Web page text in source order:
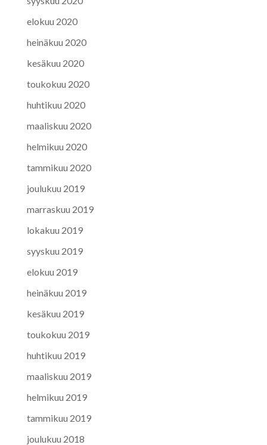
elokuu 2020
heinäkuu 2020
kesäkuu 2020
toukokuu 2020
huhtikuu 2020
maaliskuu 2020
helmikuu 2020
tammikuu 2020
joulukuu 2019
marraskuu 2019
lokakuu 2019
syyskuu 2019
elokuu 2019
heinäkuu 2019
kesäkuu 2019
toukokuu 2019
huhtikuu 2019
maaliskuu 2019
helmikuu 2019
tammikuu 2019
joulukuu 2018